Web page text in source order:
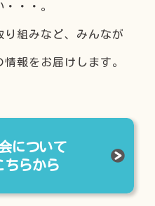
・・。
組みなど、みんなが
報をお届けします。
について
ちらから